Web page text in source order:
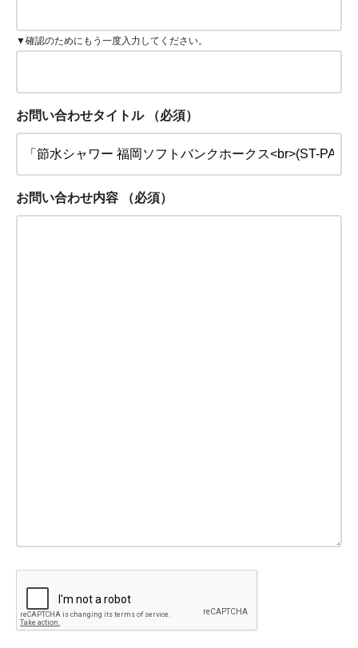
▼確認のためにもう一度入力してください。
お問い合わせタイトル （必須）
お問い合わせ内容 （必須）